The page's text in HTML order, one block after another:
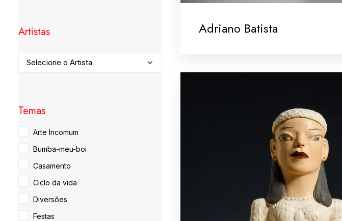
Artistas
Temas
Arte Incomum
Bumba-meu-boi
Casamento
Ciclo da vida
Diversões
Festas
Adriano Batista